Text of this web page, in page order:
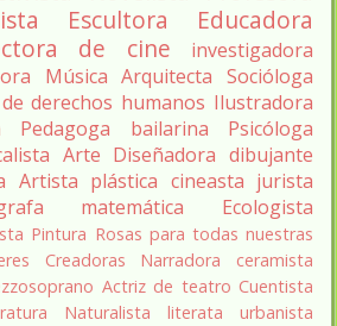
Escultora
Educadora
de cine
investigadora
Música Arquitecta Socióloga
derechos humanos Ilustradora
Pedagoga bailarina
Psicóloga
Arte Diseñadora dibujante
Artista plástica cineasta jurista
matemática
Ecologista
Pintura Rosas para todas nuestras
Creadoras Narradora
ceramista
Actriz de teatro Cuentista
Naturalista literata
urbanista